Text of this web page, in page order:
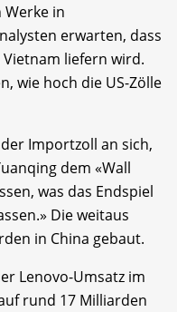
Werke in
erwarten, dass
Vietnam liefern wird.
wie hoch die US-Zölle
Importzoll an sich,
dem «Wall
was das Endspiel
Die weitaus
in China gebaut.
Lenovo-Umsatz im
rund 17 Milliarden